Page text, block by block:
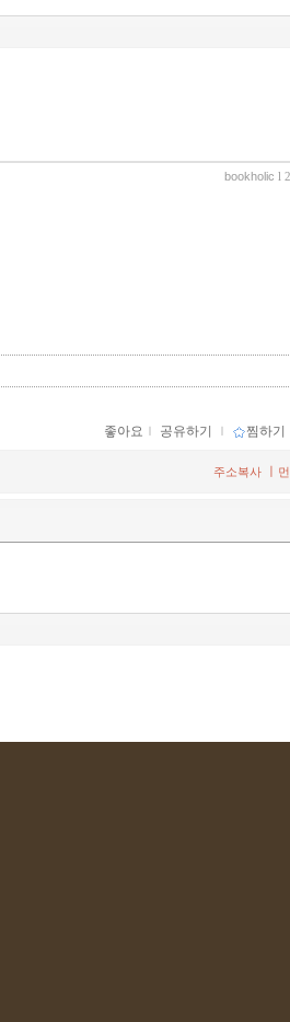
bookholic l
좋아요 ｌ 공유하기 ｌ 찜하기
주소복사